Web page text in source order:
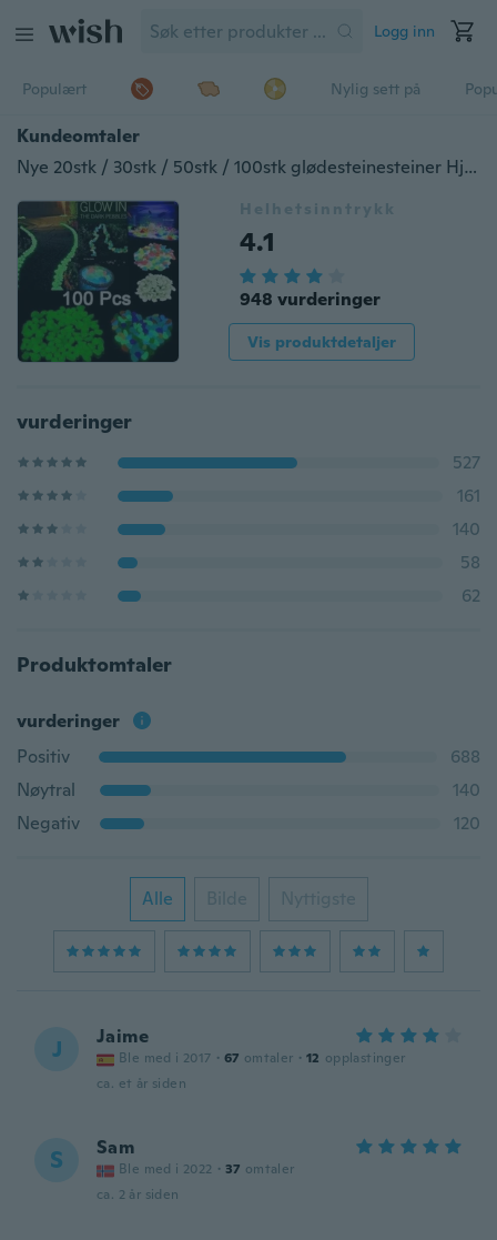
Logg inn
Populært Nylig sett på
Kundeomtaler
Nye 20stk / 30stk / 50stk / 100stk glødesteinesteiner Hjem Fisketank Utendørs dekor Hagestener Lysende glødende i mørket
Helhetsinntrykk
4.1
948 vurderinger
Vis produktdetaljer
vurderinger
527
161
140
58
62
Produktomtaler
vurderinger
Positiv
688
Nøytral
140
Negativ
120
Alle Bilde Nyttigste
J Jaime
Ble med i 2017 · 67 omtaler · 12 opplastinger
ca. et år siden
S Sam
Ble med i 2022 · 37 omtaler
ca. 2 år siden